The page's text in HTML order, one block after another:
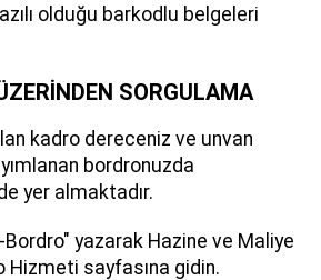
olduğu barkodlu belgeleri
SORGULAMA
kadro dereceniz ve unvan
bordronuzda
yer almaktadır.
Bordro" yazarak Hazine ve Maliye
Hizmeti sayfasına gidin.